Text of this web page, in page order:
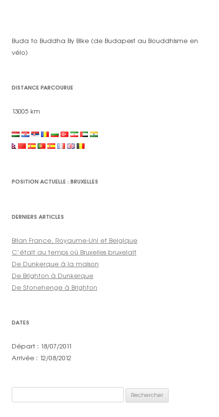
Buda to Buddha By Bike (de Budapest au Bouddhisme en
vélo)
DISTANCE PARCOURUE
13005 km
POSITION ACTUELLE : BRUXELLES
DERNIERS ARTICLES
Bilan France, Royaume-Uni et Belgique
C’était au temps où Bruxelles bruxelait
De Dunkerque à la maison
De Brighton à Dunkerque
De Stonehenge à Brighton
DATES
Départ : 18/07/2011
Arrivée : 12/08/2012